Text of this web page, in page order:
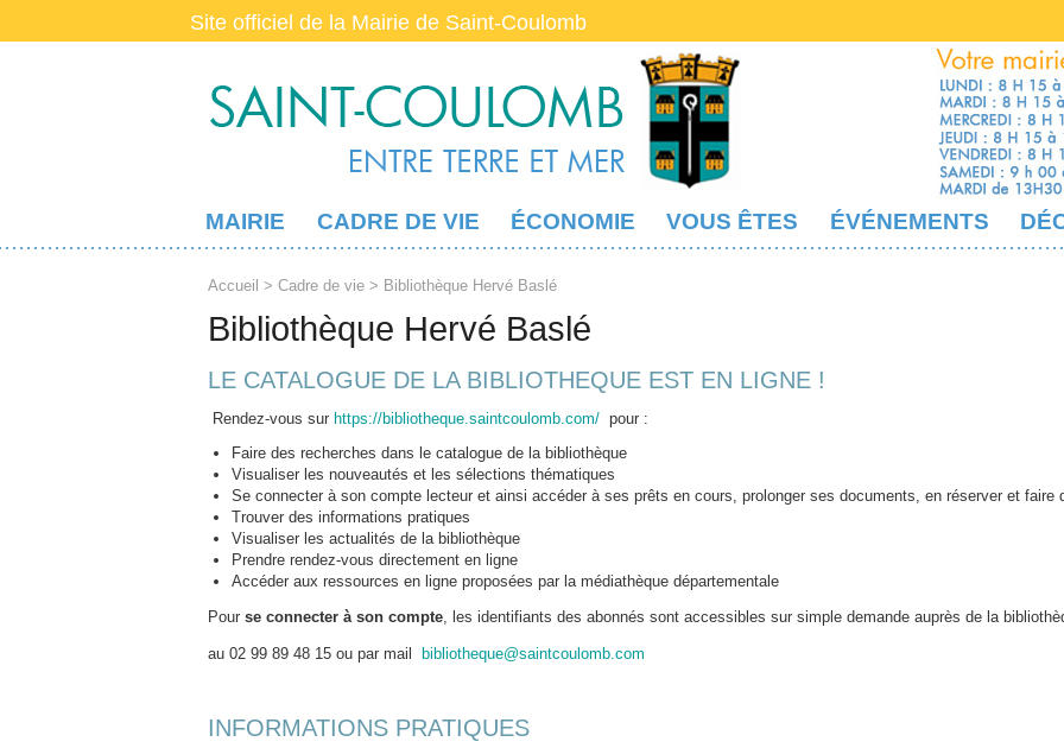
Site officiel de la Mairie de Saint-Coulomb
MAIRIE CADRE DE VIE ÉCONOMIE VOUS ÊTES ÉVÉNEMENTS
Accueil > Cadre de vie > Bibliothèque Hervé Baslé
Bibliothèque Hervé Baslé
LE CATALOGUE DE LA BIBLIOTHEQUE EST EN LIGNE !
Rendez-vous sur https://bibliotheque.saintcoulomb.com/ pour :
Faire des recherches dans le catalogue de la bibliothèque
Visualiser les nouveautés et les sélections thématiques
Se connecter à son compte lecteur et ainsi accéder à ses prêts en cours, prolonger ses documents, en réserver et faire
Trouver des informations pratiques
Visualiser les actualités de la bibliothèque
Prendre rendez-vous directement en ligne
Accéder aux ressources en ligne proposées par la médiathèque départementale
Pour se connecter à son compte, les identifiants des abonnés sont accessibles sur simple demande auprès de la
au 02 99 89 48 15 ou par mail bibliotheque@saintcoulomb.com
INFORMATIONS PRATIQUES